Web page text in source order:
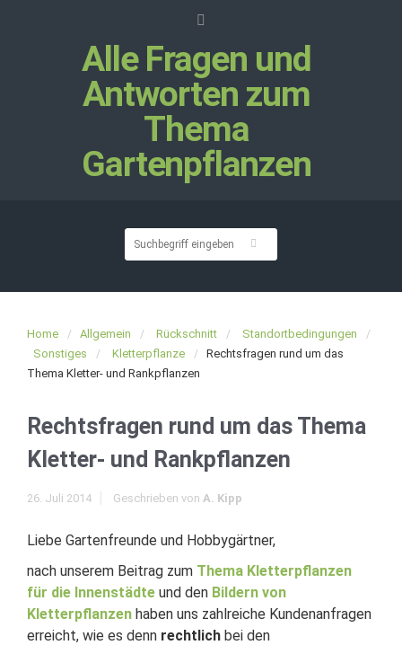
Alle Fragen und
Antworten zum
Thema
Gartenpflanzen
Home Allgemein Rückschnitt
Standortbedingungen
Sonstiges
Kletterpflanze
Rechtsfragen rund um das
Thema Kletter- und Rankpflanzen
Rechtsfragen rund um das Thema
Kletter- und Rankpflanzen
26. Juli 2014 Geschrieben von A. Kipp
Liebe Gartenfreunde und Hobbygärtner,
nach unserem Beitrag zum Thema Kletterpflanzen
für die Innenstädte und den Bildern von
Kletterpflanzen haben uns zahlreiche Kundenanfragen
erreicht, wie es denn rechtlich bei den